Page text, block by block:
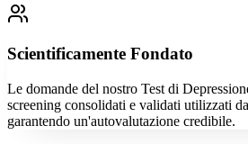
Scientificamente Fondato
Le domande del nostro Test di
screening consolidati e validati utilizzati
garantendo un'autovalutazione credibile.